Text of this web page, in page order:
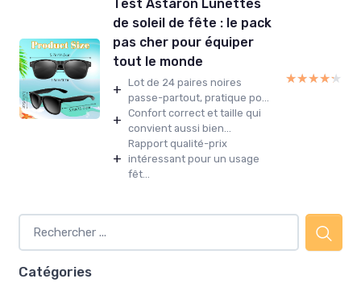
Test Astaron Lunettes
de soleil de fête : le pack
pas cher pour équiper
tout le monde
+ Lot de 24 paires noires
passe-partout, pratique po...
+ Confort correct et taille qui
convient aussi bien...
+
Rapport qualité-prix
intéressant pour un usage
fêt...
★★★★★
★★★★★
Catégories